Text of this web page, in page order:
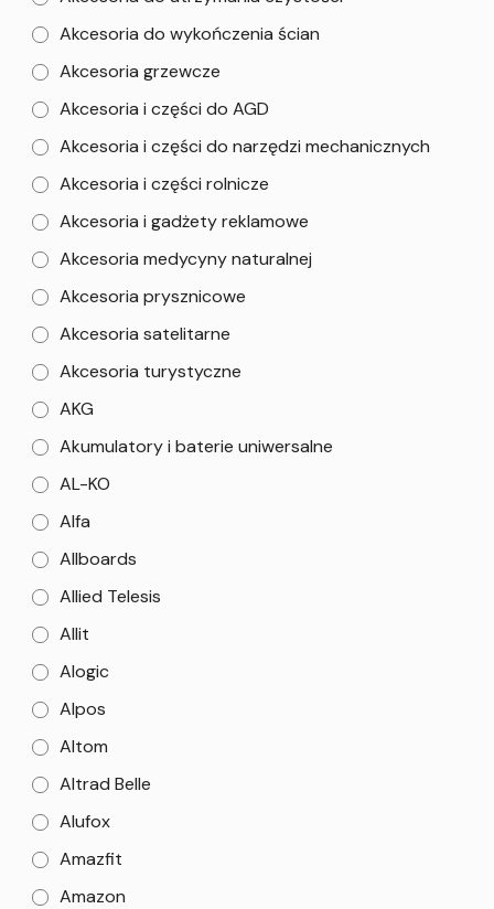
Akcesoria do wykończenia ścian
Akcesoria grzewcze
Akcesoria i części do AGD
Akcesoria i części do narzędzi mechanicznych
Akcesoria i części rolnicze
Akcesoria i gadżety reklamowe
Akcesoria medycyny naturalnej
Akcesoria prysznicowe
Akcesoria satelitarne
Akcesoria turystyczne
AKG
Akumulatory i baterie uniwersalne
AL-KO
Alfa
Allboards
Allied Telesis
Allit
Alogic
Alpos
Altom
Altrad Belle
Alufox
Amazfit
Amazon